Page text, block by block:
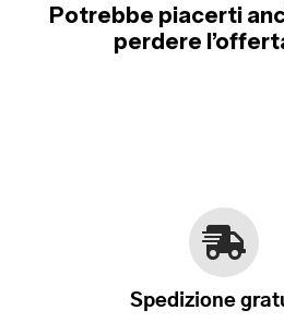
Potrebbe piacerti
perdere
Spedizione